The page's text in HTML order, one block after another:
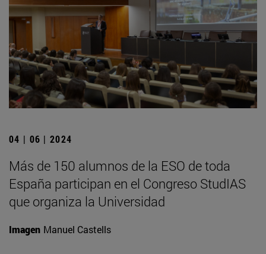
04 | 06 | 2024
Más de 150 alumnos de la ESO de toda
España participan en el Congreso StudIAS
que organiza la Universidad
Imagen Manuel Castells